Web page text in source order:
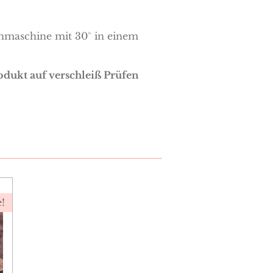
mit 30° in einem
auf verschleiß Prüfen